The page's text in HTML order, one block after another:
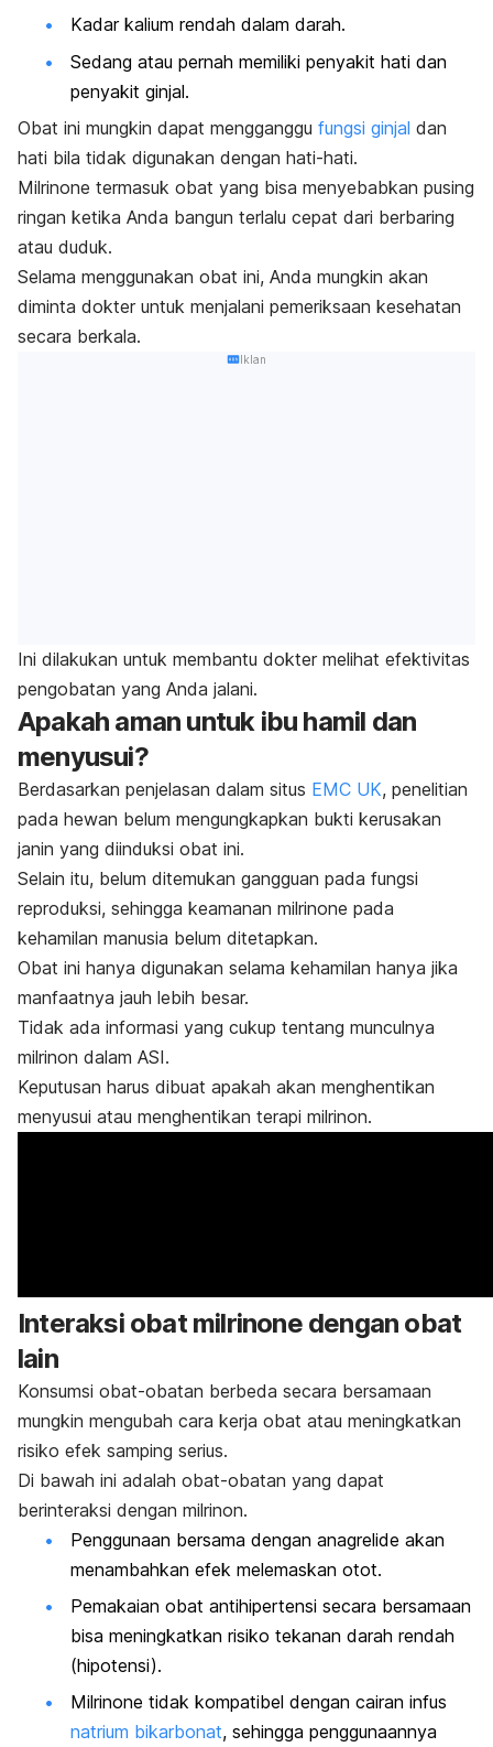
Kadar kalium rendah dalam darah.
Sedang atau pernah memiliki penyakit hati dan
penyakit ginjal.
Obat ini mungkin dapat mengganggu fungsi ginjal dan
hati bila tidak digunakan dengan hati-hati.
Milrinone termasuk obat yang bisa menyebabkan pusing
ringan ketika Anda bangun terlalu cepat dari berbaring
atau duduk.
Selama menggunakan obat ini, Anda mungkin akan
diminta dokter untuk menjalani pemeriksaan kesehatan
secara berkala.
Iklan
Ini dilakukan untuk membantu dokter melihat efektivitas
pengobatan yang Anda jalani.
Apakah aman untuk ibu hamil dan
menyusui?
Berdasarkan penjelasan dalam situs EMC UK, penelitian
pada hewan belum mengungkapkan bukti kerusakan
janin yang diinduksi obat ini.
Selain itu, belum ditemukan gangguan pada fungsi
reproduksi, sehingga keamanan milrinone pada
kehamilan manusia belum ditetapkan.
Obat ini hanya digunakan selama kehamilan hanya jika
manfaatnya jauh lebih besar.
Tidak ada informasi yang cukup tentang munculnya
milrinon dalam ASI.
Keputusan harus dibuat apakah akan menghentikan
menyusui atau menghentikan terapi milrinon.
Interaksi obat milrinonedengan obat
lain
Konsumsi obat-obatan berbeda secara bersamaan
mungkin mengubah cara kerja obat atau meningkatkan
risiko efek samping serius.
Di bawah ini adalah obat-obatan yang dapat
berinteraksi dengan milrinon.
Penggunaan bersama dengan anagrelide akan
menambahkan efek melemaskan otot.
Pemakaian obat antihipertensi secara bersamaan
bisa meningkatkan risiko tekanan darah rendah
(hipotensi).
Milrinone tidak kompatibel dengan cairan infus
natrium bikarbonat, sehingga penggunaannya